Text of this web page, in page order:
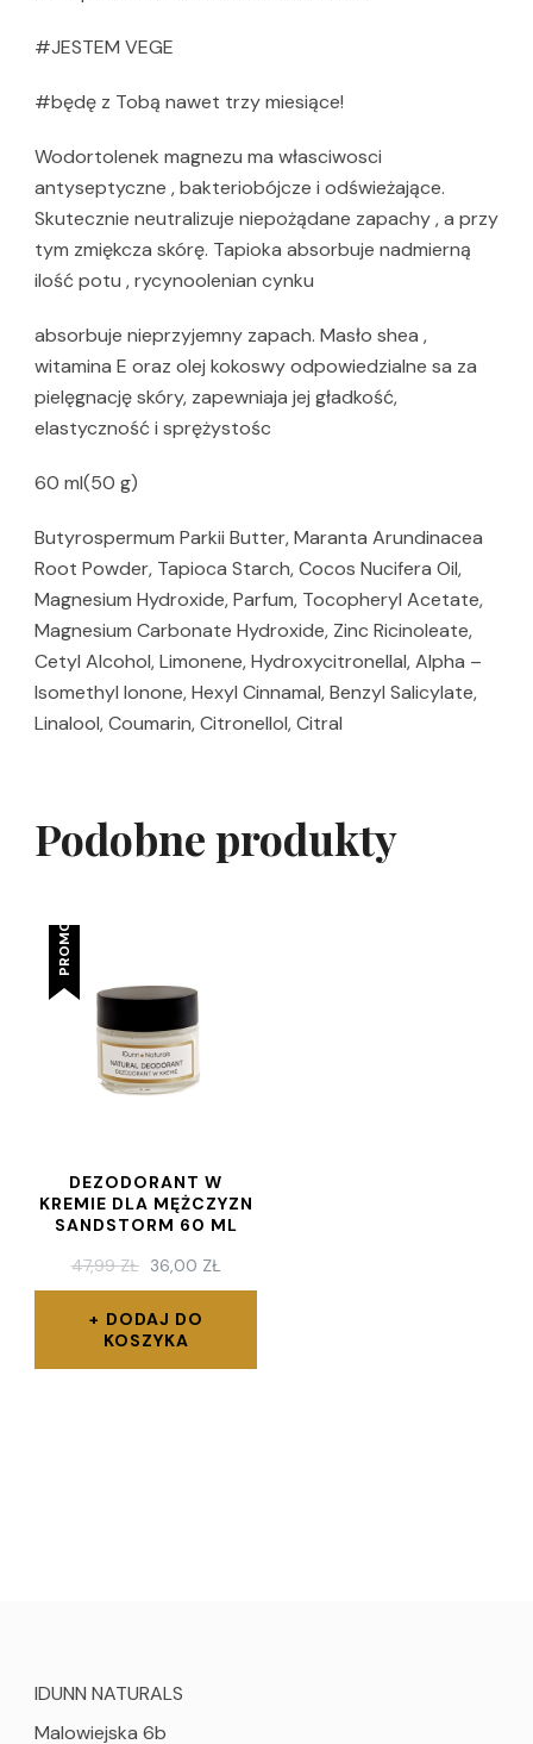
#JESTEM VEGE
#będę z Tobą nawet trzy miesiące!
Wodortolenek magnezu ma własciwosci
antyseptyczne , bakteriobójcze i odświeżające.
Skutecznie neutralizuje niepożądane zapachy , a przy
tym zmiękcza skórę. Tapioka absorbuje nadmierną
ilość potu , rycynoolenian cynku
absorbuje nieprzyjemny zapach. Masło shea ,
witamina E oraz olej kokoswy odpowiedzialne sa za
pielęgnację skóry, zapewniaja jej gładkość,
elastyczność i sprężystośc
60 ml(50 g)
Butyrospermum Parkii Butter, Maranta Arundinacea
Root Powder, Tapioca Starch, Cocos Nucifera Oil,
Magnesium Hydroxide, Parfum, Tocopheryl Acetate,
Magnesium Carbonate Hydroxide, Zinc Ricinoleate,
Cetyl Alcohol, Limonene, Hydroxycitronellal, Alpha –
Isomethyl Ionone, Hexyl Cinnamal, Benzyl Salicylate,
Linalool, Coumarin, Citronellol, Citral
Podobne produkty
PROMOCJA!
DEZODORANT W
KREMIE DLA MĘŻCZYZN
SANDSTORM 60 ML
47,99ZŁ PIERWOTNA
CENA
WYNOSIŁA:
47,99 ZŁ.
36,00 ZŁ
CENA
DODAJ DO
KOSZYKA
IDUNN NATURALS
Malowiejska 6b